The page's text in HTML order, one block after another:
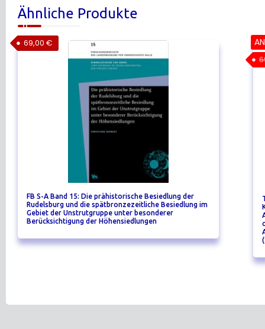
Ähnliche Produkte
FB S-A Band 15: Die prähistorische Besiedlung der
Rudelsburg und die spätbronzezeitliche Besiedlung im
Gebiet der Unstrutgruppe unter besonderer
Berücksichtigung der Höhensiedlungen
69,00 €